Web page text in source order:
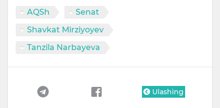
AQSh
Senat
Shavkat Mirziyoyev
Tanzila Narbayeva
Ulashing